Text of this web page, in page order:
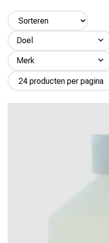
Doel
Rundvee (5)
Paard (3)
Schaap (10)
Merk
Agrapharm (3)